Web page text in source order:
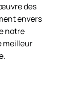
des
envers
notre
meilleur